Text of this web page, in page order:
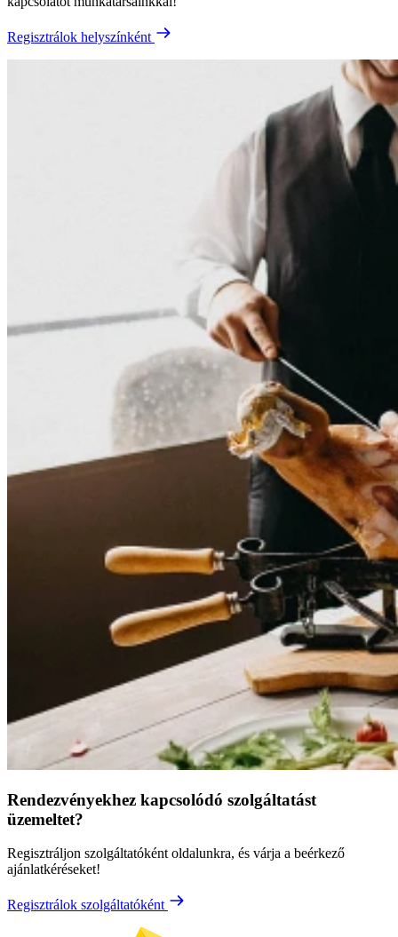
Regisztrálok helyszínként
Rendezvényekhez kapcsolódó szolgáltatást
üzemeltet?
Regisztráljon szolgáltatóként oldalunkra, és várja a beérkező
ajánlatkéréseket!
Regisztrálok szolgáltatóként